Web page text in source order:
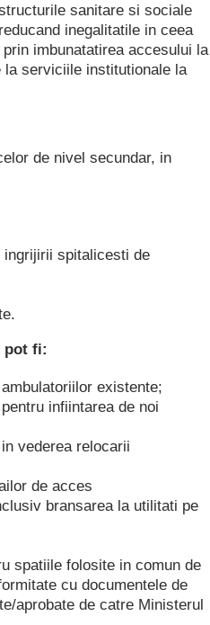
sanitare si sociale
inegalitatile in ceea
imbunatatirea accesului la
serviciile institutionale la
de nivel secundar, in
ingrijirii spitalicesti de
pot fi:
existente;
infiintarea de noi
vederea relocarii
de acces
bransarea la utilitati pe
spatiile folosite in comun de
cu documentele de
aprobate de catre Ministerul